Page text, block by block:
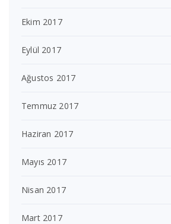
Ekim 2017
Eylül 2017
Ağustos 2017
Temmuz 2017
Haziran 2017
Mayıs 2017
Nisan 2017
Mart 2017